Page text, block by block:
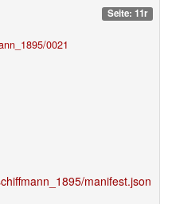
Seite: 11r
0021
manifest.json